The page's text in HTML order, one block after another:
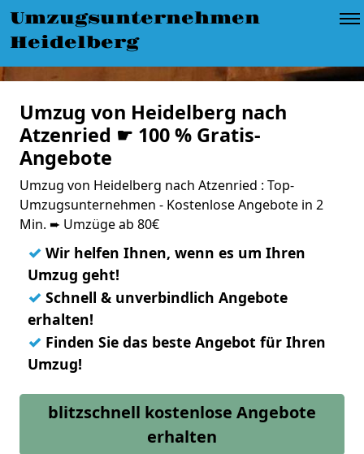
Umzugsunternehmen
Heidelberg
Umzug von Heidelberg nach
Atzenried ☛ 100 % Gratis-
Angebote
Umzug von Heidelberg nach Atzenried : Top-
Umzugsunternehmen - Kostenlose Angebote in 2
Min. ➨ Umzüge ab 80€
✓ Wir helfen Ihnen, wenn es um Ihren
Umzug geht!
✓ Schnell & unverbindlich Angebote
erhalten!
✓ Finden Sie das beste Angebot für Ihren
Umzug!
blitzschnell kostenlose Angebote
erhalten